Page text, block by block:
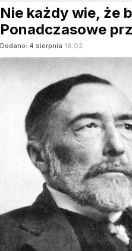
Nie każdy wie, że
Ponadczasowe
Dodano: 4 sierpnia 16:02